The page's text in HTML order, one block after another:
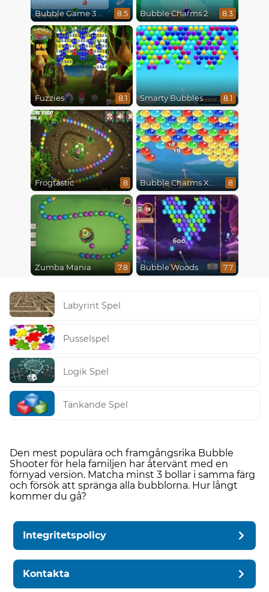
Bubble Game 3 Christmas 8.5 Bubble Charms 2 8.3
Fuzzies 8.1 Smarty Bubbles 8.1
Frogtastic 8 Bubble Charms Xmas 8
Zumba Mania 7.8 Bubble Woods 7.7
Labyrint Spel
Pusselspel
Logik Spel
Tänkande Spel
Den mest populära och framgångsrika Bubble
Shooter för hela familjen har återvänt med en
förnyad version. Matcha minst 3 bollar i samma färg
och försök att spränga alla bubblorna. Hur långt
kommer du gå?
Integritetspolicy
Kontakta